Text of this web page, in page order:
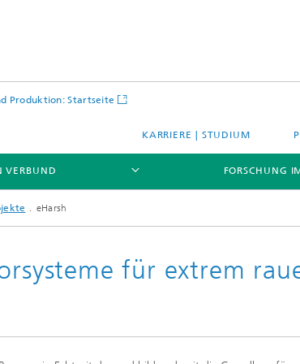
Produktion: Startseite
KARRIERE | STUDIUM
VERBUND FORSCHUNG
eHarsh
für extrem